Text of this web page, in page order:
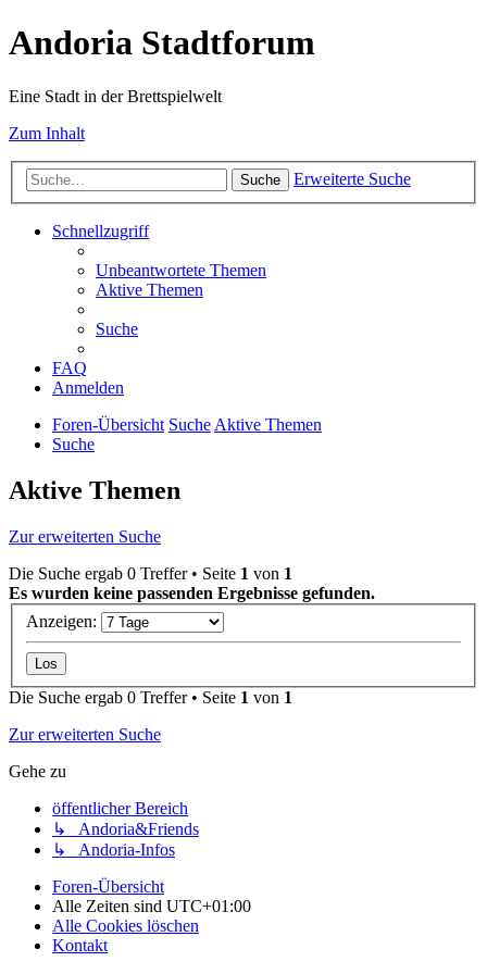
Andoria Stadtforum
Eine Stadt in der Brettspielwelt
Zum Inhalt
Suche Erweiterte Suche
Schnellzugriff
Unbeantwortete Themen
Aktive Themen
Suche
FAQ
Anmelden
Foren-Übersicht SucheAktive Themen
Suche
Aktive Themen
Zur erweiterten Suche
Die Suche ergab 0 Treffer • Seite 1 von 1
Es wurden keine passenden Ergebnisse gefunden.
Anzeigen:
Die Suche ergab 0 Treffer • Seite 1 von 1
Zur erweiterten Suche
Gehe zu
öffentlicher Bereich
↳ Andoria&Friends
↳ Andoria-Infos
Foren-Übersicht
Alle Zeiten sind UTC+01:00
Alle Cookies löschen
Kontakt